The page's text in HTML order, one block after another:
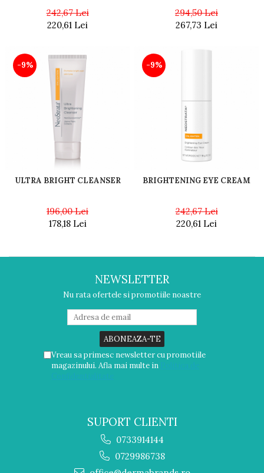
242,67 Lei
220,61 Lei
294,50 Lei
267,73 Lei
-9%
ULTRA BRIGHT CLEANSER
196,00 Lei
178,18 Lei
-9%
BRIGHTENING EYE CREAM
242,67 Lei
220,61 Lei
NEWSLETTER
Nu rata ofertele si promotiile noastre
Vreau sa primesc newsletter cu promotiile
magazinului. Afla mai multe in
SUPORT CLIENTI
0733914144
0729986738